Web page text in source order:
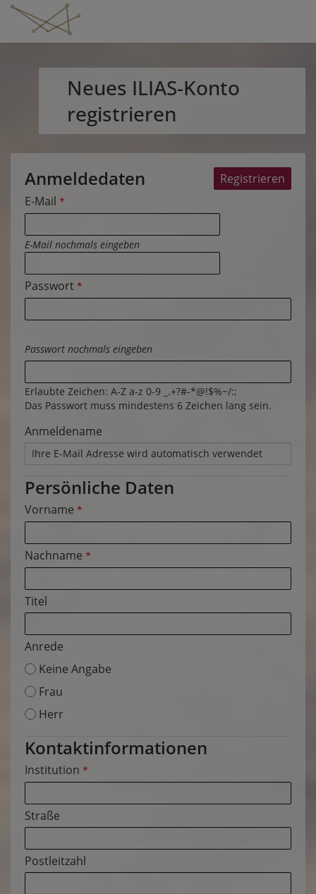
Neues ILIAS-Konto
registrieren
Anmeldedaten
E-Mail *
E-Mail nochmals eingeben
Passwort *
Passwort nochmals eingeben
Erlaubte Zeichen: A-Z a-z 0-9 _.+?#-*@!$%~/:;
Das Passwort muss mindestens 6 Zeichen lang sein.
Anmeldename
Persönliche Daten
Vorname *
Nachname *
Titel
Anrede
Keine Angabe
Frau
Herr
Kontaktinformationen
Institution *
Straße
Postleitzahl